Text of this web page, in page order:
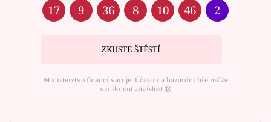
17 9 36 8 10 46 2
ZKUSTE ŠTĚSTÍ
Ministerstvo financí varuje: Účastí na hazardní hře může
vzniknout závislost ⑱